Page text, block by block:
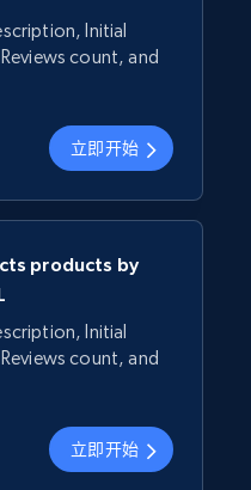
Initial
count, and
立即开始
products by
Initial
count, and
立即开始